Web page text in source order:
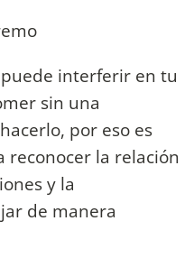
interferir en tu
sin una
por eso es
la relación
y la
de manera